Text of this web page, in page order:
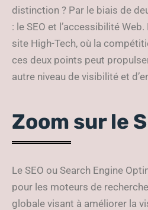
distinction ? Par le biais de
: le SEO et l’accessibilité
site High-Tech, où la
ces deux points peut
autre niveau de visibilité et
Zoom sur le
Le SEO ou Search Engine
pour les moteurs de
globale visant à améliorer la